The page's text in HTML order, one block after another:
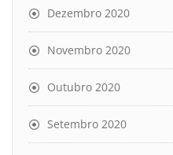
Dezembro 2020
Novembro 2020
Outubro 2020
Setembro 2020